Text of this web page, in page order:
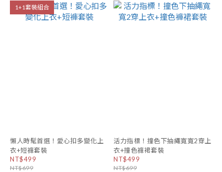
1+1套裝組合
懶人時髦首選！愛心扣多變化上
衣+短褲套裝
NT$499
NT$699
活力指標！撞色下抽繩寬寬2穿上
衣+撞色褲裙套裝
NT$499
NT$699